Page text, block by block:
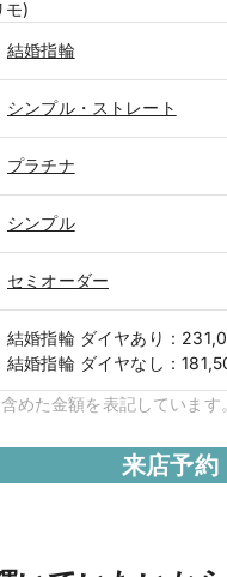
モ)
結婚指輪
シンプル・ストレート
プラチナ
シンプル
セミオーダー
結婚指輪 ダイヤあり ：
結婚指輪 ダイヤなし ：
めた金額を表記しています。
来店予約